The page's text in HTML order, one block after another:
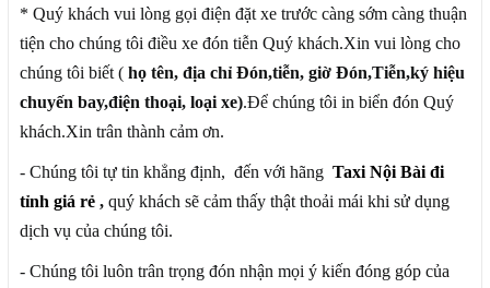
* Quý khách vui lòng gọi điện đặt xe trước càng sớm càng thuận
tiện cho chúng tôi điều xe đón tiễn Quý khách.Xin vui lòng cho
chúng tôi biết ( họ tên, địa chỉ Đón,tiễn, giờ Đón,Tiễn,ký hiệu
chuyến bay,điện thoại, loại xe).Để chúng tôi in biển đón Quý
khách.Xin trân thành cảm ơn.
- Chúng tôi tự tin khẳng định, đến với hãng Taxi Nội Bài đi
tỉnh giá rẻ , quý khách sẽ cảm thấy thật thoải mái khi sử dụng
dịch vụ của chúng tôi.
- Chúng tôi luôn trân trọng đón nhận mọi ý kiến đóng góp của